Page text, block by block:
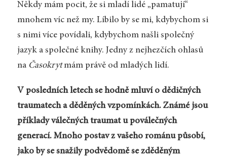
Někdy mám pocit, že si mladí lidé „pamatují“
mnohem víc než my. Líbilo by se mi, kdybychom si
s nimi více povídali, kdybychom našli společný
jazyk a společné knihy. Jedny z nejhezčích ohlasů
na Časokrytmám právě od mladých lidí.
V posledních letech se hodně mluví o dědičných
traumatech a děděných vzpomínkách. Známé jsou
příklady válečných traumat u poválečných
generací. Mnoho postav z vašeho románu působí,
jako by se snažily podvědomě se zděděným